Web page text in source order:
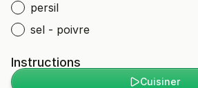
persil
sel - poivre
Instructions
Cuisiner